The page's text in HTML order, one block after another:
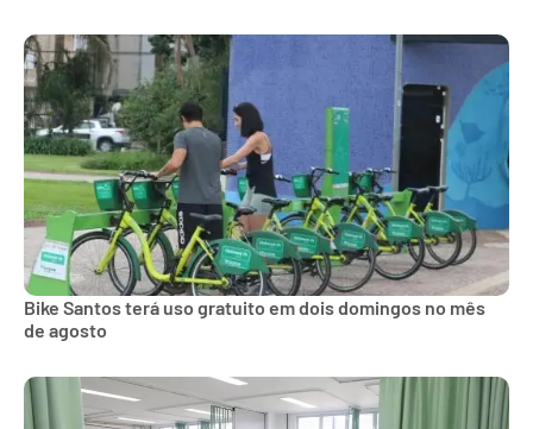
Bike Santos terá uso gratuito em dois domingos no mês
de agosto